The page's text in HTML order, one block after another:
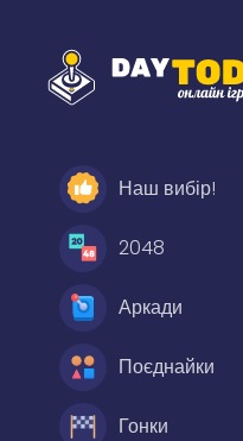
Наш вибір!
2048
Аркади
Поєднайки
Гонки